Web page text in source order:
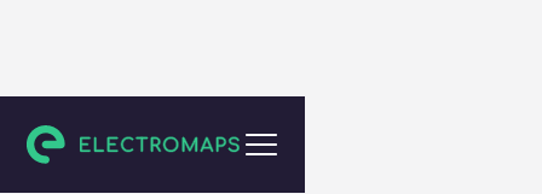
Taiwan